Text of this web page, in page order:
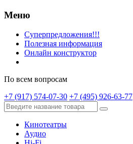
Меню
Суперпредложения!!!
Полезная информация
Онлайн конструктор
По всем вопросам
+7 (917) 574-07-30 +7 (495) 926-63-77
Кинотеатры
Аудио